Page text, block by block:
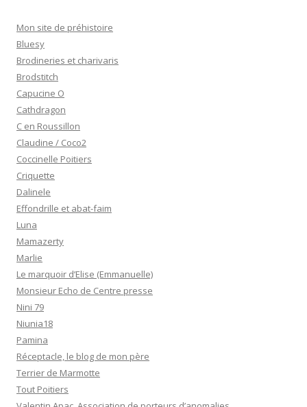
Mon site de préhistoire
Bluesy
Brodineries et charivaris
Brodstitch
Capucine O
Cathdragon
C en Roussillon
Claudine / Coco2
Coccinelle Poitiers
Criquette
Dalinele
Effondrille et abat-faim
Luna
Mamazerty
Marlie
Le marquoir d’Elise (Emmanuelle)
Monsieur Echo de Centre presse
Nini 79
Niunia18
Pamina
Réceptacle, le blog de mon père
Terrier de Marmotte
Tout Poitiers